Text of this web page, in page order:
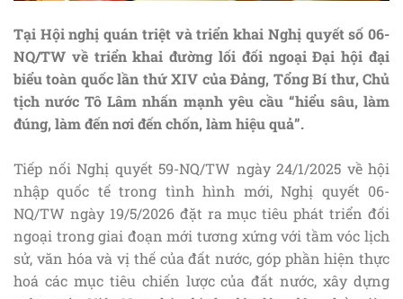
Tại Hội nghị quán triệt và triển khai Nghị quyết số 06-
NQ/TW về triển khai đường lối đối ngoại Đại hội đại
biểu toàn quốc lần thứ XIV của Đảng, Tổng Bí thư, Chủ
tịch nước Tô Lâm nhấn mạnh yêu cầu “hiểu sâu, làm
đúng, làm đến nơi đến chốn, làm hiệu quả”.
Tiếp nối Nghị quyết 59-NQ/TW ngày 24/1/2025 về hội
nhập quốc tế trong tình hình mới, Nghị quyết 06-
NQ/TW ngày 19/5/2026 đặt ra mục tiêu phát triển đối
ngoại trong giai đoạn mới tương xứng với tầm vóc lịch
sử, văn hóa và vị thế của đất nước, góp phần hiện thực
hoá các mục tiêu chiến lược của đất nước, xây dựng